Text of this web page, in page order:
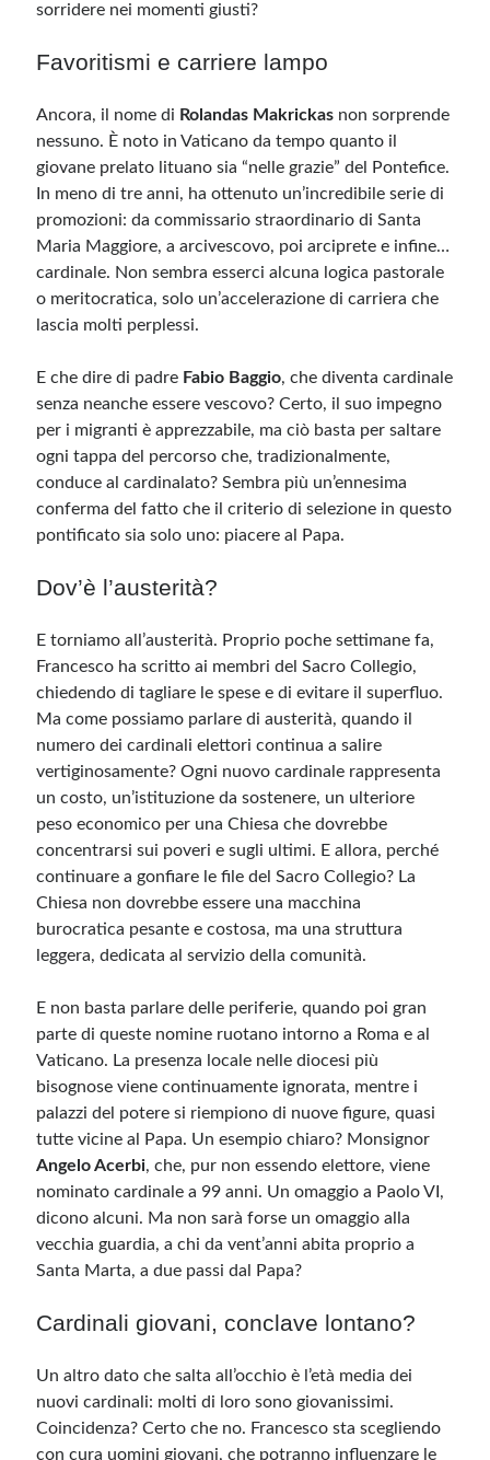
sorridere nei momenti giusti?
Favoritismi e carriere lampo
Ancora, il nome di Rolandas Makrickas non sorprende
nessuno. È noto in Vaticano da tempo quanto il
giovane prelato lituano sia “nelle grazie” del Pontefice.
In meno di tre anni, ha ottenuto un’incredibile serie di
promozioni: da commissario straordinario di Santa
Maria Maggiore, a arcivescovo, poi arciprete e infine…
cardinale. Non sembra esserci alcuna logica pastorale
o meritocratica, solo un’accelerazione di carriera che
lascia molti perplessi.
E che dire di padre Fabio Baggio, che diventa cardinale
senza neanche essere vescovo? Certo, il suo impegno
per i migranti è apprezzabile, ma ciò basta per saltare
ogni tappa del percorso che, tradizionalmente,
conduce al cardinalato? Sembra più un’ennesima
conferma del fatto che il criterio di selezione in questo
pontificato sia solo uno: piacere al Papa.
Dov’è l’austerità?
E torniamo all’austerità. Proprio poche settimane fa,
Francesco ha scritto ai membri del Sacro Collegio,
chiedendo di tagliare le spese e di evitare il superfluo.
Ma come possiamo parlare di austerità, quando il
numero dei cardinali elettori continua a salire
vertiginosamente? Ogni nuovo cardinale rappresenta
un costo, un’istituzione da sostenere, un ulteriore
peso economico per una Chiesa che dovrebbe
concentrarsi sui poveri e sugli ultimi. E allora, perché
continuare a gonfiare le file del Sacro Collegio? La
Chiesa non dovrebbe essere una macchina
burocratica pesante e costosa, ma una struttura
leggera, dedicata al servizio della comunità.
E non basta parlare delle periferie, quando poi gran
parte di queste nomine ruotano intorno a Roma e al
Vaticano. La presenza locale nelle diocesi più
bisognose viene continuamente ignorata, mentre i
palazzi del potere si riempiono di nuove figure, quasi
tutte vicine al Papa. Un esempio chiaro? Monsignor
Angelo Acerbi, che, pur non essendo elettore, viene
nominato cardinale a 99 anni. Un omaggio a Paolo VI,
dicono alcuni. Ma non sarà forse un omaggio alla
vecchia guardia, a chi da vent’anni abita proprio a
Santa Marta, a due passi dal Papa?
Cardinali giovani, conclave lontano?
Un altro dato che salta all’occhio è l’età media dei
nuovi cardinali: molti di loro sono giovanissimi.
Coincidenza? Certo che no. Francesco sta scegliendo
con cura uomini giovani, che potranno influenzare le